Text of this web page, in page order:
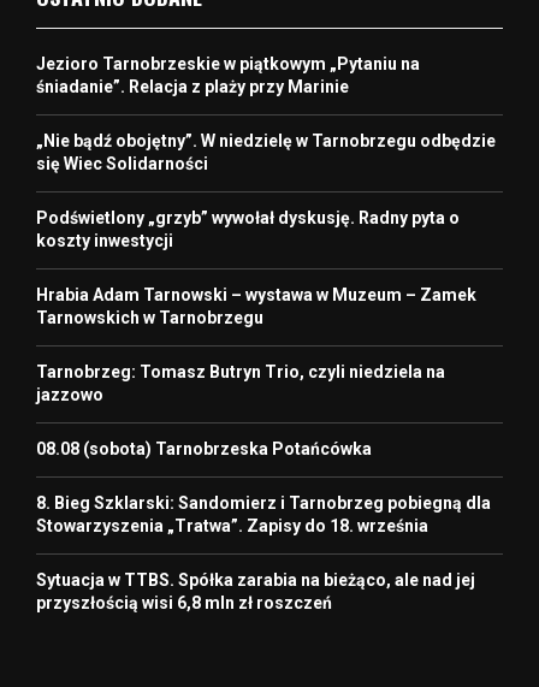
Jezioro Tarnobrzeskie w piątkowym „Pytaniu na
śniadanie”. Relacja z plaży przy Marinie
„Nie bądź obojętny”. W niedzielę w Tarnobrzegu odbędzie
się Wiec Solidarności
Podświetlony „grzyb” wywołał dyskusję. Radny pyta o
koszty inwestycji
Hrabia Adam Tarnowski – wystawa w Muzeum – Zamek
Tarnowskich w Tarnobrzegu
Tarnobrzeg: Tomasz Butryn Trio, czyli niedziela na
jazzowo
08.08 (sobota) Tarnobrzeska Potańcówka
8. Bieg Szklarski: Sandomierz i Tarnobrzeg pobiegną dla
Stowarzyszenia „Tratwa”. Zapisy do 18. września
Sytuacja w TTBS. Spółka zarabia na bieżąco, ale nad jej
przyszłością wisi 6,8 mln zł roszczeń